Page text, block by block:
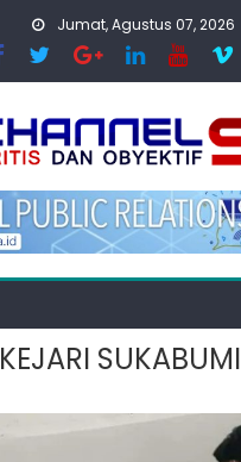
Jumat, Agustus 07, 2026
KEJARI SUKABUMI